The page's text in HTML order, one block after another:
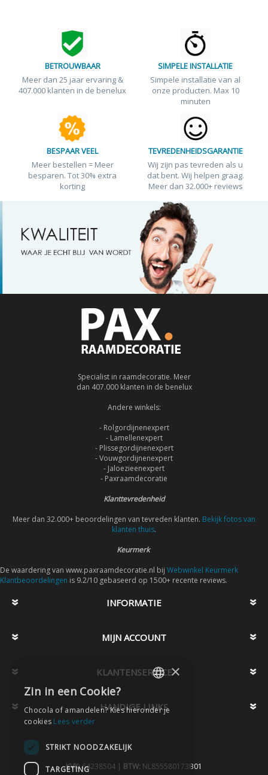
BETROUWBAAR
Meer dan 25 jaar ervaring &
407.000 klanten in de benelux
SIMPELE INSTALLATIE
Simpele installatie van al
onze producten. Max 10
minuten
BESPAAR VEEL
Meer bestellen = Meer
besparen. Tot 30% extra
korting
TEVREDENHEIDSGARANTIE
Wij zijn pas tevreden als u
dat bent. Wij helpen graag.
Meer dan 32.000+ reviews
Specialist in raamdecoratie. Meer
dan 407.000 klanten in de benelux
Andere winkels:
- Rolgordijnenexpert
- Lamellenexpert
- Plissegordijnenexpert
- Vouwgordijnenexpert
- Jaloezieenexpert
- Paxraamdecoratie
Klanttevredenheid
Meer dan 32.000+ beoordelingen van tevreden klanten. Bekijk fotos van
klanten thuis.
Keurmerk
De waardering van www.paxraamdecoratie.nl bij Webwinkel Keurmerk
Klantbeoordelingen is 9.2/10 gebaseerd op 1500+ recente reviews.
INFORMATIE
MIJN ACCOUNT
KLANTENSERVICE
HANDIGE LINKS
KVK:64238504 | BTW: NL855580173B01
DUTCH
×
Zin in een Cookie?
Chocola of amandelen? Kies hieronder je
cookies Lees verder
STRIKT NOODZAKELIJK
TARGETING